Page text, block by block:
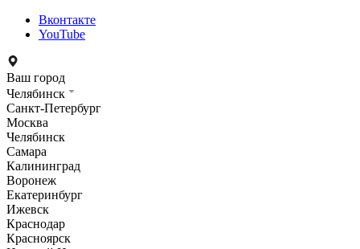
Вконтакте
YouTube
Ваш город
Челябинск
Санкт-Петербург
Москва
Челябинск
Самара
Калининград
Воронеж
Екатеринбург
Ижевск
Краснодар
Красноярск